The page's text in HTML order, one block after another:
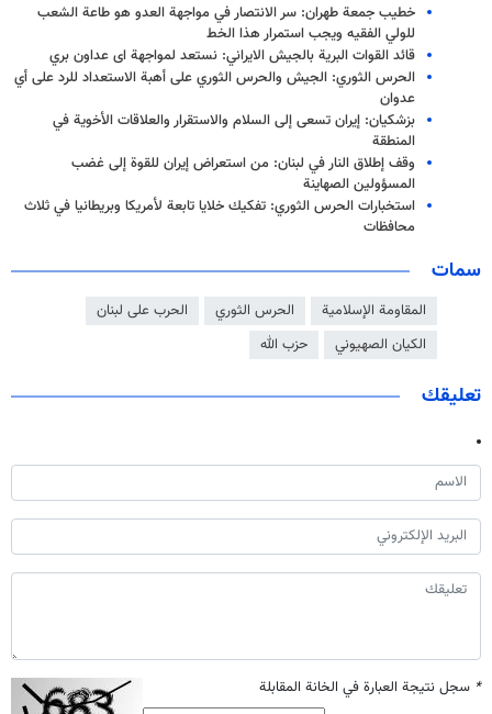
خطيب جمعة طهران: سر الانتصار في مواجهة العدو هو طاعة الشعب
للولي الفقيه ويجب استمرار هذا الخط
قائد القوات البرية بالجيش الايراني: نستعد لمواجهة اى عداون بري
الحرس الثوري: الجيش والحرس الثوري على أهبة الاستعداد للرد على أي
عدوان
بزشكيان: إيران تسعى إلى السلام والاستقرار والعلاقات الأخوية في
المنطقة
وقف إطلاق النار في لبنان: من استعراض إيران للقوة إلى غضب
المسؤولين الصهاينة
استخبارات الحرس الثوري: تفكيك خلايا تابعة لأمريكا وبريطانيا في ثلاث
محافظات
سمات
المقاومة الإسلامية الحرس الثوري
الحرب على لبنان
الكيان الصهيوني
حزب الله
تعليقك
* سجل نتيجة العبارة في الخانة المقابلة